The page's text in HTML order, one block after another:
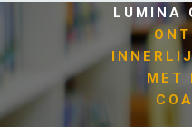
LUMINA
MET